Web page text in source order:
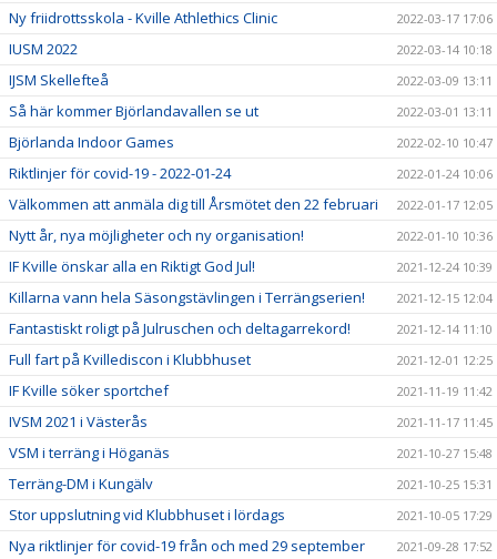
Ny friidrottsskola - Kville Athlethics Clinic 2022-03-17 17:06
IUSM 2022 2022-03-14 10:18
IJSM Skellefteå 2022-03-09 13:11
Så här kommer Björlandavallen se ut 2022-03-01 13:11
Björlanda Indoor Games 2022-02-10 10:47
Riktlinjer för covid-19 - 2022-01-24 2022-01-24 10:06
Välkommen att anmäla dig till Årsmötet den 22 februari 2022-01-17 12:05
Nytt år, nya möjligheter och ny organisation! 2022-01-10 10:36
IF Kville önskar alla en Riktigt God Jul! 2021-12-24 10:39
Killarna vann hela Säsongstävlingen i Terrängserien! 2021-12-15 12:04
Fantastiskt roligt på Julruschen och deltagarrekord! 2021-12-14 11:10
Full fart på Kvillediscon i Klubbhuset 2021-12-01 12:25
IF Kville söker sportchef 2021-11-19 11:42
IVSM 2021 i Västerås 2021-11-17 11:45
VSM i terräng i Höganäs 2021-10-27 15:48
Terräng-DM i Kungälv 2021-10-25 15:31
Stor uppslutning vid Klubbhuset i lördags 2021-10-05 17:29
Nya riktlinjer för covid-19 från och med 29 september 2021-09-28 17:52